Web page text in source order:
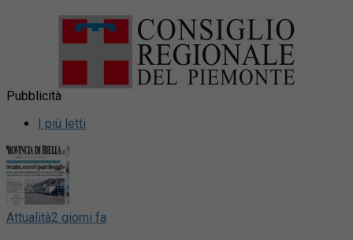
Pubblicità
I più letti
Attualità2 giorni fa